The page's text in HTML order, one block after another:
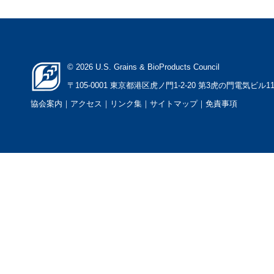
© 2026 U.S. Grains & BioProducts Council
〒105-0001 東京都港区虎ノ門1-2-20 第3虎の門電気ビル
協会案内 ｜アクセス ｜ リンク集 ｜ サイトマップ｜ 免責事項